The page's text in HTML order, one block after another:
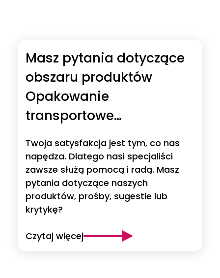
Masz pytania dotyczące
obszaru produktów
Opakowanie
transportowe
wielokrotnego użytku?
Twoja satysfakcja jest tym, co nas
napędza. Dlatego nasi specjaliści
zawsze służą pomocą i radą. Masz
pytania dotyczące naszych
produktów, prośby, sugestie lub
krytykę?
Czytaj więcej